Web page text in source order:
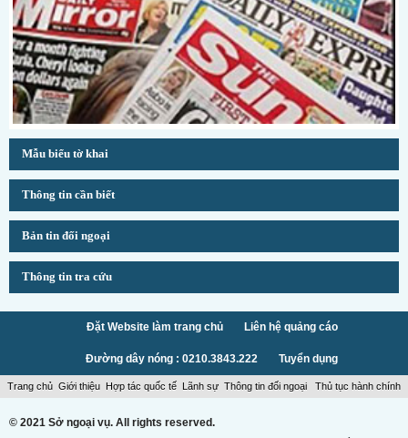
Mẫu biểu tờ khai
Thông tin cần biết
Bản tin đối ngoại
Thông tin tra cứu
Đặt Website làm trang chủ Liên hệ quảng cáo
Đường dây nóng : 0210.3843.222 Tuyển dụng
Trang chủ Giới thiệu Hợp tác quốc tế Lãnh sự Thông tin đối ngoại Thủ tục hành chính
© 2021 Sở ngoại vụ. All rights reserved.